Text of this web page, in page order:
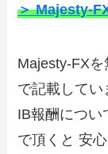
＞ Majesty-
Majesty-FX
で記載してい
IB報酬につい
で頂くと 安